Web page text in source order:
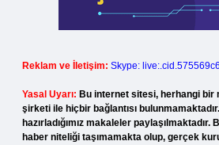
Reklam ve İletişim: Skype:
Yasal Uyarı: Bu internet sitesi, herhangi bir
şirketi ile hiçbir bağlantısı
hazırladığımız makaleler
haber niteliği taşımamakta olup, gerçek